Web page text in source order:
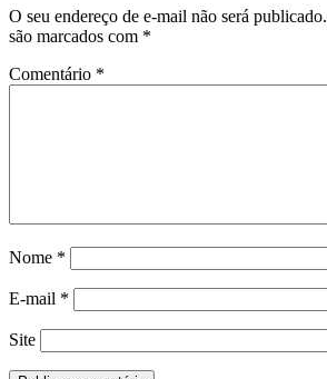
O seu endereço de e-mail não será publicado.
são marcados com *
Comentário *
Nome *
E-mail *
Site